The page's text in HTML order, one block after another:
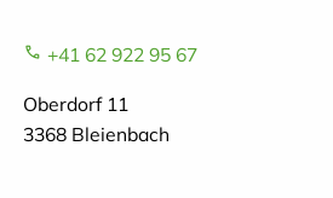
+41 62 922 95 67
Oberdorf 11
3368 Bleienbach